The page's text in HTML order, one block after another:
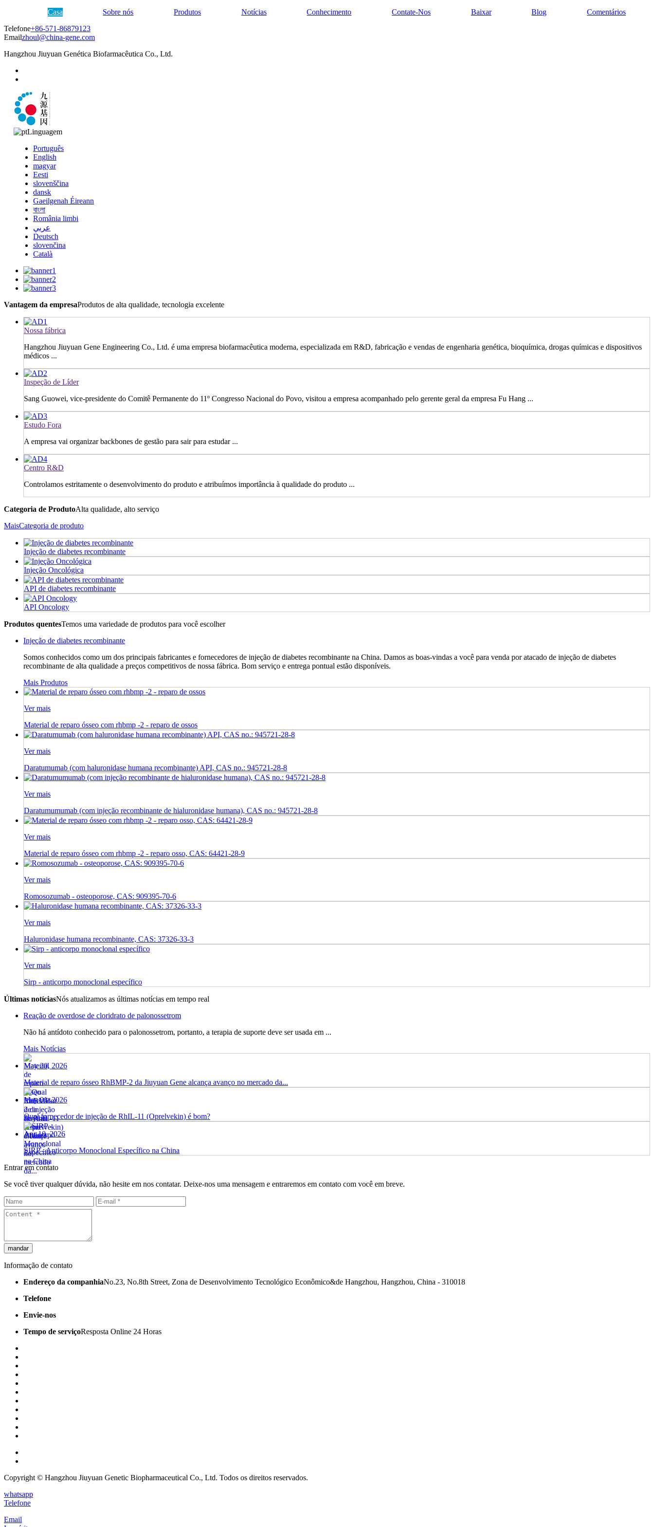
Casa Sobre nós Produtos Notícias Conhecimento Contate-Nos Baixar Blog
Comentários
Telefone+86-571-86879123
Emailzhoul@china-gene.com
Hangzhou Jiuyuan Genética Biofarmacêutica Co., Ltd.
Linguagem
Português
English
magyar
Eesti
slovenščina
dansk
Gaeilgenah Éireann
বাংলা
România limbi
عربي
Deutsch
slovenčina
Català
Vantagem da empresaProdutos de alta qualidade, tecnologia excelente
Nossa fábrica
Hangzhou Jiuyuan Gene Engineering Co., Ltd. é uma empresa biofarmacêutica moderna, especializada em R&D, fabricação e vendas de engenharia genética, bioquímica, drogas químicas e dispositivos
médicos ...
Inspeção de Líder
Sang Guowei, vice-presidente do Comitê Permanente do 11º Congresso Nacional do Povo, visitou a empresa acompanhado pelo gerente geral da empresa Fu Hang ...
Estudo Fora
A empresa vai organizar backbones de gestão para sair para estudar ...
Centro R&D
Controlamos estritamente o desenvolvimento do produto e atribuímos importância à qualidade do produto ...
Categoria de ProdutoAlta qualidade, alto serviço
MaisCategoria de produto
Injeção de diabetes recombinante
Injeção Oncológica
API de diabetes recombinante
API Oncology
Produtos quentesTemos uma variedade de produtos para você escolher
Injeção de diabetes recombinante
Somos conhecidos como um dos principais fabricantes e fornecedores de injeção de diabetes recombinante na China. Damos as boas-vindas a você para venda por atacado de injeção de diabetes
recombinante de alta qualidade a preços competitivos de nossa fábrica. Bom serviço e entrega pontual estão disponíveis.
Mais Produtos
Ver mais
Material de reparo ósseo com rhbmp -2 - reparo de ossos
Ver mais
Daratumumab (com haluronidase humana recombinante) API, CAS no.: 945721-28-8
Ver mais
Daratumumumab (com injeção recombinante de hialuronidase humana), CAS no.: 945721-28-8
Ver mais
Material de reparo ósseo com rhbmp -2 - reparo osso, CAS: 64421-28-9
Ver mais
Romosozumab - osteoporose, CAS: 909395-70-6
Ver mais
Haluronidase humana recombinante, CAS: 37326-33-3
Ver mais
Sirp - anticorpo monoclonal específico
Últimas notíciasNós atualizamos as últimas notícias em tempo real
Reação de overdose de cloridrato de palonossetrom
Não há antídoto conhecido para o palonossetrom, portanto, a terapia de suporte deve ser usada em ...
Mais Notícias
May 20, 2026
Material de reparo ósseo RhBMP-2 da Jiuyuan Gene alcança avanço no mercado da...
May 01, 2026
Qual fornecedor de injeção de RhIL-11 (Oprelvekin) é bom?
Apr 10, 2026
SIRP - Anticorpo Monoclonal Específico na China
Entrar em contato
Se você tiver qualquer dúvida, não hesite em nos contatar. Deixe-nos uma mensagem e entraremos em contato com você em breve.
mandar
Informação de contato
Endereço da companhiaNo.23, No.8th Street, Zona de Desenvolvimento Tecnológico Econômico&de Hangzhou, Hangzhou, China - 310018
Telefone
Envie-nos
Tempo de serviçoResposta Online 24 Horas
Copyright © Hangzhou Jiuyuan Genetic Biopharmaceutical Co., Ltd. Todos os direitos reservados.
whatsapp
Telefone
Email